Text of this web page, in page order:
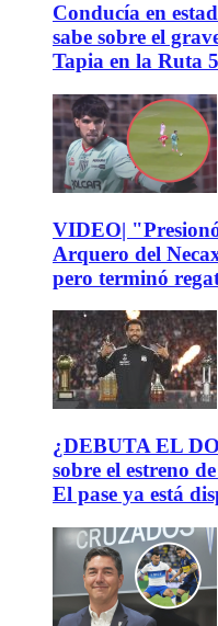
Conducía en
sabe sobre el
Tapia en la Ruta
VIDEO|
Arquero del
pero terminó
¿DEBUTA EL
sobre el estreno
El pase ya está